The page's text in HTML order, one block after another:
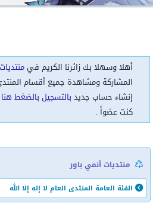
أهلا وسهلا بك زائرنا الكريم في
المشاركة ومشاهدة جميع أقسام
إنشاء حساب جديد بالتسجيل بالضغط هنا
كنت عضواً .
منتديات أنمي باور
الفئة العامة المنتدى العام لا إله إلا الله